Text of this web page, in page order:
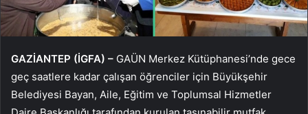
GAZİANTEP (İGFA) – GAÜN Merkez Kütüphanesi’nde gece
geç saatlere kadar çalışan öğrenciler için Büyükşehir
Belediyesi Bayan, Aile, Eğitim ve Toplumsal Hizmetler